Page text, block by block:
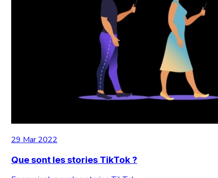
29 Mar 2022
Que sont les stories TikTok ?